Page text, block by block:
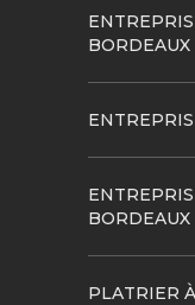
BORDEAUX
BORDEAUX
PLATRIER